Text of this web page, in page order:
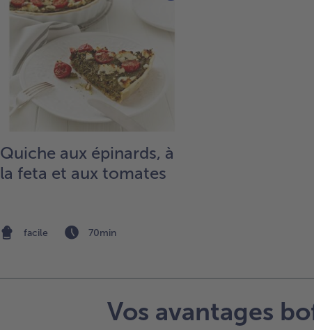
Quiche aux épinards, à
la feta et aux tomates
facile 70min
Vos avantages